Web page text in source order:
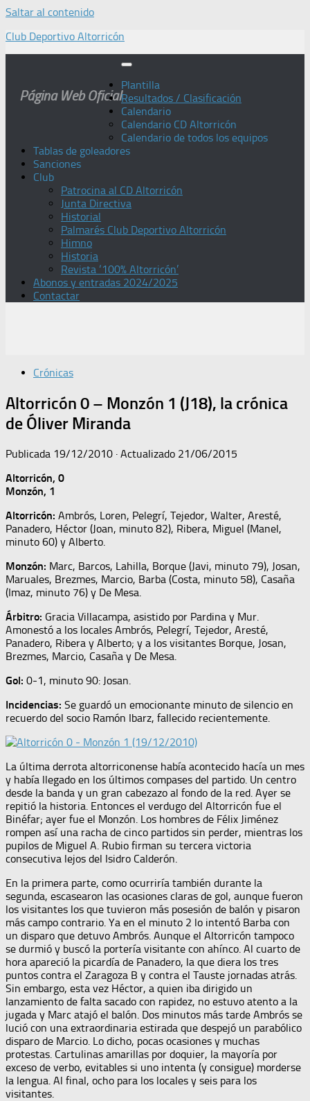
Saltar al contenido
Club Deportivo Altorricón
Página Web Oficial
Plantilla
Resultados / Clasificación
Calendario
Calendario CD Altorricón
Calendario de todos los equipos
Tablas de goleadores
Sanciones
Club
Patrocina al CD Altorricón
Junta Directiva
Historial
Palmarés Club Deportivo Altorricón
Himno
Historia
Revista ‘100% Altorricón’
Abonos y entradas 2024/2025
Contactar
Crónicas
Altorricón 0 – Monzón 1 (J18), la crónica
de Óliver Miranda
Publicada 19/12/2010 · Actualizado 21/06/2015
Altorricón, 0
Monzón, 1
Altorricón: Ambrós, Loren, Pelegrí, Tejedor, Walter, Aresté,
Panadero, Héctor (Joan, minuto 82), Ribera, Miguel (Manel,
minuto 60) y Alberto.
Monzón: Marc, Barcos, Lahilla, Borque (Javi, minuto 79), Josan,
Maruales, Brezmes, Marcio, Barba (Costa, minuto 58), Casaña
(Imaz, minuto 76) y De Mesa.
Árbitro: Gracia Villacampa, asistido por Pardina y Mur.
Amonestó a los locales Ambrós, Pelegrí, Tejedor, Aresté,
Panadero, Ribera y Alberto; y a los visitantes Borque, Josan,
Brezmes, Marcio, Casaña y De Mesa.
Gol: 0-1, minuto 90: Josan.
Incidencias: Se guardó un emocionante minuto de silencio en
recuerdo del socio Ramón Ibarz, fallecido recientemente.
La última derrota altorriconense había acontecido hacía un mes
y había llegado en los últimos compases del partido. Un centro
desde la banda y un gran cabezazo al fondo de la red. Ayer se
repitió la historia. Entonces el verdugo del Altorricón fue el
Binéfar; ayer fue el Monzón. Los hombres de Félix Jiménez
rompen así una racha de cinco partidos sin perder, mientras los
pupilos de Miguel A. Rubio firman su tercera victoria
consecutiva lejos del Isidro Calderón.
En la primera parte, como ocurriría también durante la
segunda, escasearon las ocasiones claras de gol, aunque fueron
los visitantes los que tuvieron más posesión de balón y pisaron
más campo contrario. Ya en el minuto 2 lo intentó Barba con
un disparo que detuvo Ambrós. Aunque el Altorricón tampoco
se durmió y buscó la portería visitante con ahínco. Al cuarto de
hora apareció la picardía de Panadero, la que diera los tres
puntos contra el Zaragoza B y contra el Tauste jornadas atrás.
Sin embargo, esta vez Héctor, a quien iba dirigido un
lanzamiento de falta sacado con rapidez, no estuvo atento a la
jugada y Marc atajó el balón. Dos minutos más tarde Ambrós se
lució con una extraordinaria estirada que despejó un parabólico
disparo de Marcio. Lo dicho, pocas ocasiones y muchas
protestas. Cartulinas amarillas por doquier, la mayoría por
exceso de verbo, evitables si uno intenta (y consigue) morderse
la lengua. Al final, ocho para los locales y seis para los
visitantes.